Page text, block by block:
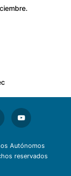
Autónomos
reservados